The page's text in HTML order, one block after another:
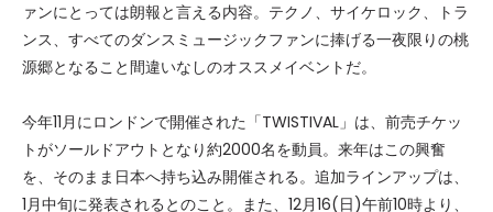
ァンにとっては朗報と言える内容。テクノ、サイケロック、トラ
ンス、すべてのダンスミュージックファンに捧げる一夜限りの桃
源郷となること間違いなしのオススメイベントだ。
今年11月にロンドンで開催された「TWISTIVAL」は、前売チケッ
トがソールドアウトとなり約2000名を動員。来年はこの興奮
を、そのまま日本へ持ち込み開催される。追加ラインアップは、
1月中旬に発表されるとのこと。また、12月16(日)午前10時より、